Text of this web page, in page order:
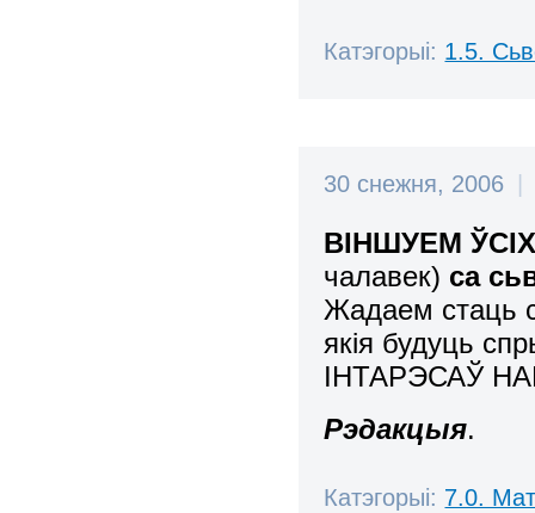
Катэгорыі: 1.5.
30 снежня, 2006
ВІНШУЕМ
чалавек) са
Жадаем стаць
якія будуць
ІНТАРЭСАЎ
Рэдакцыя.
Катэгорыі: 7.0.